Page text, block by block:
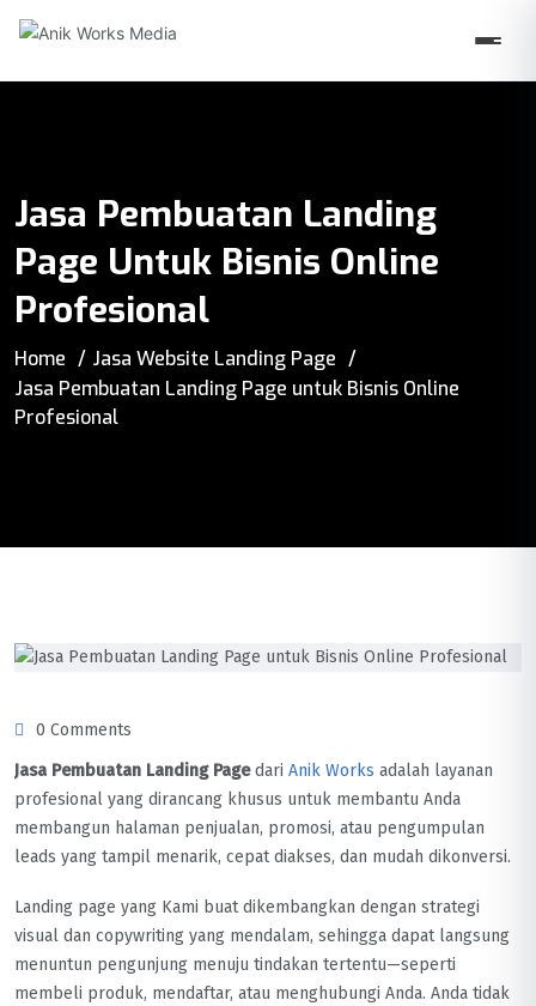
Jasa Pembuatan Landing
Page Untuk Bisnis Online
Profesional
Home
Jasa Website Landing Page
Jasa Pembuatan Landing Page untuk Bisnis Online
Profesional
0 Comments
Jasa Pembuatan Landing Pagedari Anik Works adalah layanan
profesional yang dirancang khusus untuk membantu Anda
membangun halaman penjualan, promosi, atau pengumpulan
leads yang tampil menarik, cepat diakses, dan mudah dikonversi.
Landing page yang Kami buat dikembangkan dengan strategi
visual dan copywriting yang mendalam, sehingga dapat langsung
menuntun pengunjung menuju tindakan tertentu—seperti
membeli produk, mendaftar, atau menghubungi Anda. Anda tidak